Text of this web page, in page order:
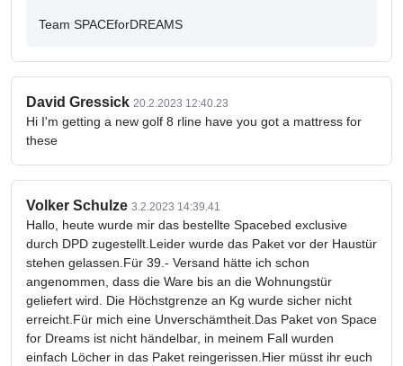
Team SPACEforDREAMS
David Gressick 20.2.2023 12:40.23
Hi I'm getting a new golf 8 rline have you got a mattress for
these
Volker Schulze 3.2.2023 14:39.41
Hallo, heute wurde mir das bestellte Spacebed exclusive
durch DPD zugestellt.Leider wurde das Paket vor der Haustür
stehen gelassen.Für 39.- Versand hätte ich schon
angenommen, dass die Ware bis an die Wohnungstür
geliefert wird. Die Höchstgrenze an Kg wurde sicher nicht
erreicht.Für mich eine Unverschämtheit.Das Paket von Space
for Dreams ist nicht händelbar, in meinem Fall wurden
einfach Löcher in das Paket reingerissen.Hier müsst ihr euch